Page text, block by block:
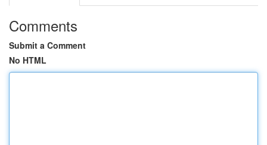
Comments
Submit a Comment
No HTML